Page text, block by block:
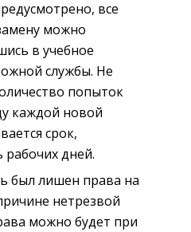
все
можно
в учебное
службы. Не
попыток
каждой новой
срок,
дней.
был лишен права на
нетрезвой
можно будет при